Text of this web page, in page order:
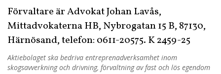
Förvaltare är Advokat Johan Lavås,
Mittadvokaterna HB, Nybrogatan 15 B, 87130,
Härnösand, telefon: 0611-20575. K 2459-25
Aktiebolaget ska bedriva entreprenadverksamhet inom
skogsavverkning och drivning, förvaltning av fast och lös egendom